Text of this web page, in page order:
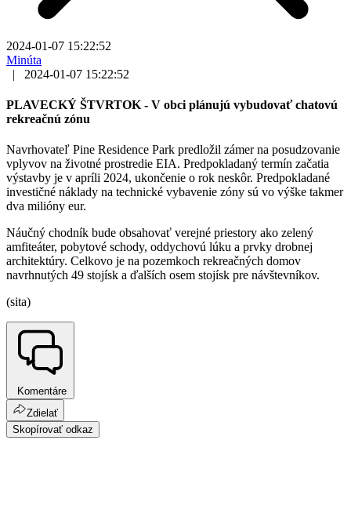
2024-01-07 15:22:52
Minúta
|
2024-01-07 15:22:52
PLAVECKÝ ŠTVRTOK - V obci plánujú vybudovať chatovú
rekreačnú zónu
Navrhovateľ Pine Residence Park predložil zámer na posudzovanie
vplyvov na životné prostredie EIA. Predpokladaný termín začatia
výstavby je v apríli 2024, ukončenie o rok neskôr. Predpokladané
investičné náklady na technické vybavenie zóny sú vo výške takmer
dva milióny eur.
Náučný chodník bude obsahovať verejné priestory ako zelený
amfiteáter, pobytové schody, oddychovú lúku a prvky drobnej
architektúry. Celkovo je na pozemkoch rekreačných domov
navrhnutých 49 stojísk a ďalších osem stojísk pre návštevníkov.
(sita)
Komentáre
Zdielať
Skopírovať odkaz